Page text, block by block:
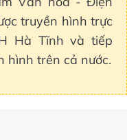
truyền hình trực
Hà Tĩnh và tiếp
hình trên cả nước.